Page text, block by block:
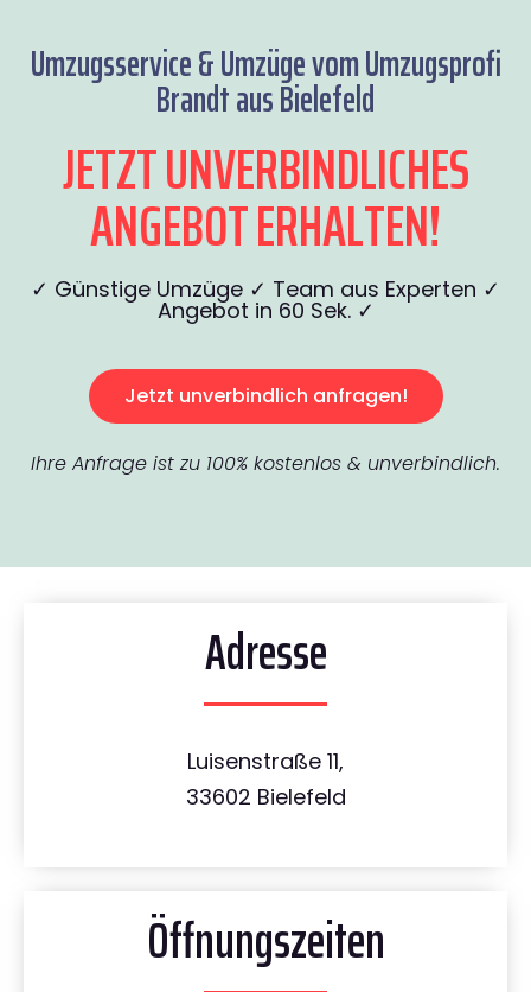
Umzugsservice & Umzüge vom Umzugsprofi
Brandt aus Bielefeld
JETZT UNVERBINDLICHES
ANGEBOT ERHALTEN!
✓ Günstige Umzüge ✓ Team aus Experten ✓
Angebot in 60 Sek. ✓
Jetzt unverbindlich anfragen!
Ihre Anfrage ist zu 100% kostenlos & unverbindlich.
Adresse
Luisenstraße 11,
33602 Bielefeld
Öffnungszeiten